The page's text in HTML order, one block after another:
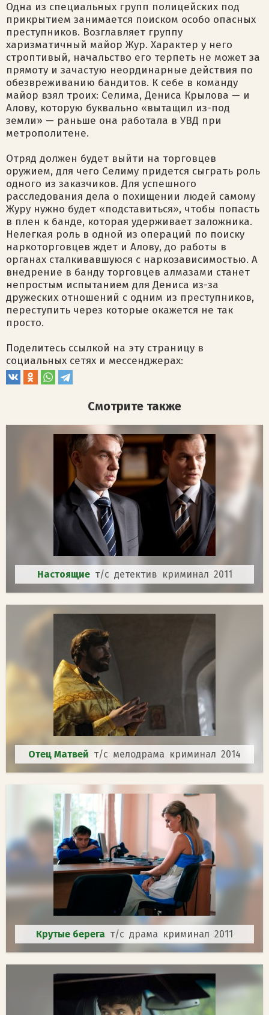
Одна из специальных групп полицейских под
прикрытием занимается поиском особо опасных
преступников. Возглавляет группу
харизматичный майор Жур. Характер у него
строптивый, начальство его терпеть не может за
прямоту и зачастую неординарные действия по
обезвреживанию бандитов. К себе в команду
майор взял троих: Селима, Дениса Крылова — и
Алову, которую буквально «вытащил из-под
земли» — раньше она работала в УВД при
метрополитене.
Отряд должен будет выйти на торговцев
оружием, для чего Селиму придется сыграть роль
одного из заказчиков. Для успешного
расследования дела о похищении людей самому
Журу нужно будет «подставиться», чтобы попасть
в плен к банде, которая удерживает заложника.
Нелегкая роль в одной из операций по поиску
наркоторговцев ждет и Алову, до работы в
органах сталкивавшуюся с наркозависимостью. А
внедрение в банду торговцев алмазами станет
непростым испытанием для Дениса из-за
дружеских отношений с одним из преступников,
переступить через которые окажется не так
просто.
Поделитесь ссылкой на эту страницу в
социальных сетях и мессенджерах:
Смотрите также
Настоящие т/с детектив криминал 2011
Отец Матвей т/с мелодрама криминал 2014
Крутые берега т/с драма криминал 2011